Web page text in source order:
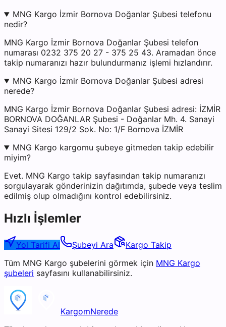
MNG Kargo İzmir Bornova Doğanlar Şubesi telefonu
nedir?
MNG Kargo İzmir Bornova Doğanlar Şubesi telefon
numarası 0232 375 20 27 - 375 25 43. Aramadan önce
takip numaranızı hazır bulundurmanız işlemi hızlandırır.
MNG Kargo İzmir Bornova Doğanlar Şubesi adresi
nerede?
MNG Kargo İzmir Bornova Doğanlar Şubesi adresi: İZMİR
BORNOVA DOĞANLAR Şubesi - Doğanlar Mh. 4. Sanayi
Sanayi Sitesi 129/2 Sok. No: 1/F Bornova İZMİR
MNG Kargo kargomu şubeye gitmeden takip edebilir
miyim?
Evet. MNG Kargo takip sayfasından takip numaranızı
sorgulayarak gönderinizin dağıtımda, şubede veya teslim
edilmiş olup olmadığını kontrol edebilirsiniz.
Hızlı İşlemler
Yol Tarifi Al Şubeyi Ara
Kargo Takip
Tüm MNG Kargo şubelerini görmek için MNG Kargo
şubeleri sayfasını kullanabilirsiniz.
KargomNerede